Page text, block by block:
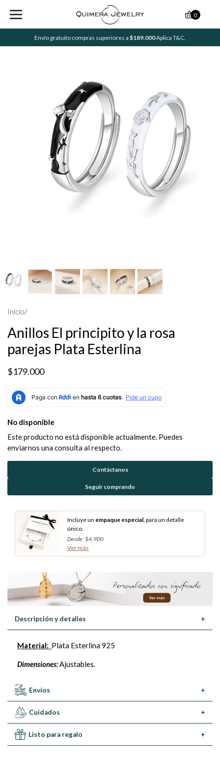
Envío gratuito compras superiores a $189.000Aplica T&C.
0
Inicio/
Anillos El principito y la rosa
parejas Plata Esterlina
$179.000
No disponible
Este producto no está disponible actualmente. Puedes
enviarnos una consulta al respecto.
Contáctanos
Seguir comprando
Incluye un empaque especial , para un detalle
único.
Desde: $4.900
Ver más
Descripción y detalles +
Material: Plata Esterlina 925
Dimensiones:Ajustables.
Envíos +
Cuidados +
Listo para regalo +